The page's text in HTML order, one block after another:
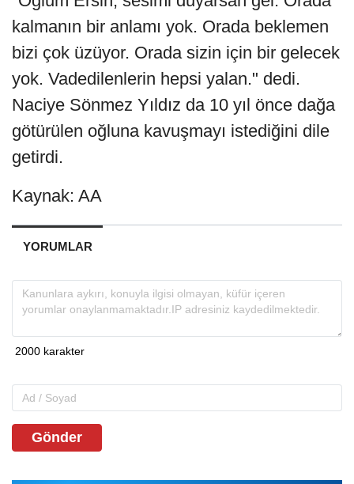
kalmanın bir anlamı yok. Orada beklemen
bizi çok üzüyor. Orada sizin için bir gelecek
yok. Vadedilenlerin hepsi yalan." dedi.
Naciye Sönmez Yıldız da 10 yıl önce dağa
götürülen oğluna kavuşmayı istediğini dile
getirdi.
Kaynak: AA
YORUMLAR
Gönder